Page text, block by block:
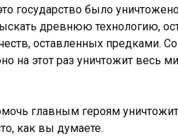
государство было
древнюю технологию,
оставленных предками.
на этот раз уничтожит весь
главным героям
как вы думаете.